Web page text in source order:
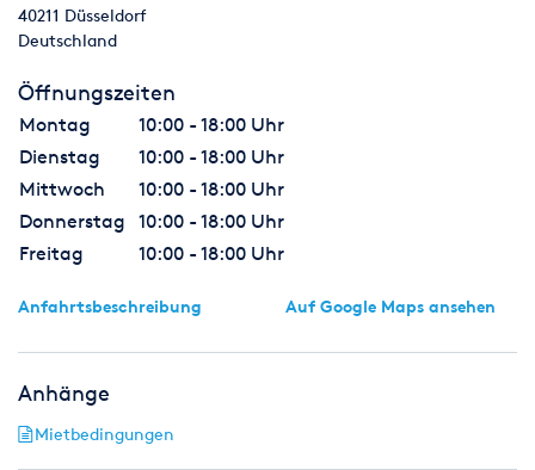
40211 Düsseldorf
Deutschland
Öffnungszeiten
Montag
10:00 - 18:00 Uhr
Dienstag
10:00 - 18:00 Uhr
Mittwoch
10:00 - 18:00 Uhr
Donnerstag
10:00 - 18:00 Uhr
Freitag
10:00 - 18:00 Uhr
Anfahrtsbeschreibung Auf Google Maps ansehen
Anhänge
Mietbedingungen